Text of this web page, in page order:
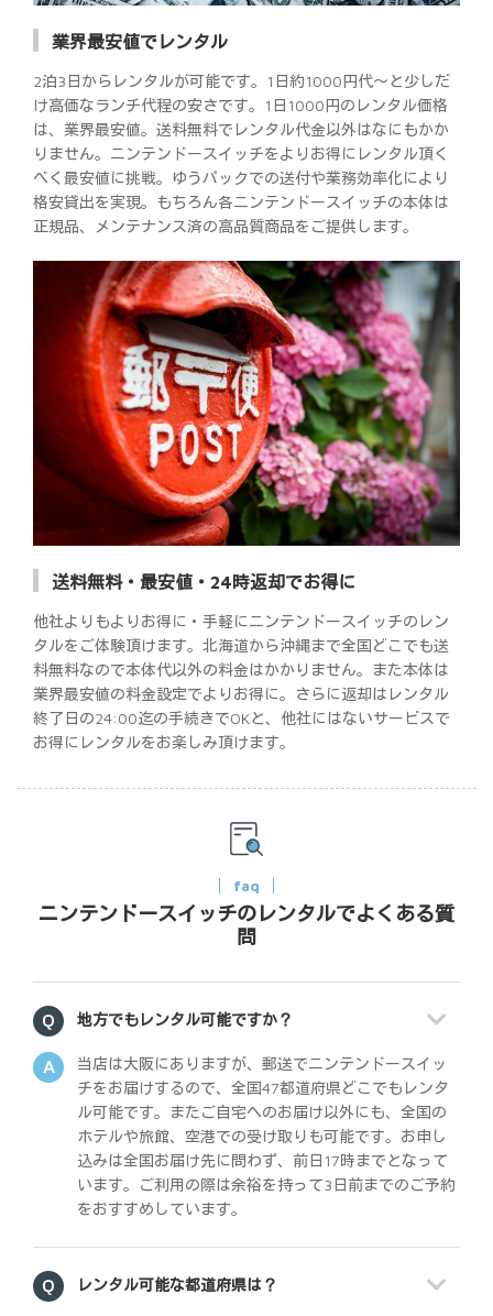
業界最安値でレンタル
2泊3日からレンタルが可能です。1日約1000円代～と少しだ
け高価なランチ代程の安さです。1日1000円のレンタル価格
は、業界最安値。送料無料でレンタル代金以外はなにもかか
りません。ニンテンドースイッチをよりお得にレンタル頂く
べく最安値に挑戦。ゆうパックでの送付や業務効率化により
格安貸出を実現。もちろん各ニンテンドースイッチの本体は
正規品、メンテナンス済の高品質商品をご提供します。
送料無料・最安値・24時返却でお得に
他社よりもよりお得に・手軽にニンテンドースイッチのレン
タルをご体験頂けます。北海道から沖縄まで全国どこでも送
料無料なので本体代以外の料金はかかりません。また本体は
業界最安値の料金設定でよりお得に。さらに返却はレンタル
終了日の24:00迄の手続きでOKと、他社にはないサービスで
お得にレンタルをお楽しみ頂けます。
faq
ニンテンドースイッチのレンタルでよくある質
問
地方でもレンタル可能ですか？
当店は大阪にありますが、郵送でニンテンドースイッ
チをお届けするので、全国47都道府県どこでもレンタ
ル可能です。またご自宅へのお届け以外にも、全国の
ホテルや旅館、空港での受け取りも可能です。お申し
込みは全国お届け先に問わず、前日17時までとなって
います。ご利用の際は余裕を持って3日前までのご予約
をおすすめしています。
レンタル可能な都道府県は？